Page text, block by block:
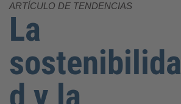
ARTÍCULO DE TENDENCIAS
La
sostenibilida
d y la